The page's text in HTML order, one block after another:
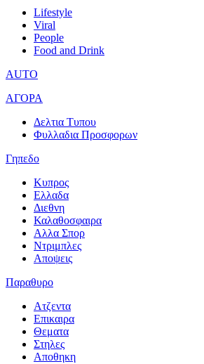
Lifestyle
Viral
People
Food and Drink
AUTO
ΑΓΟΡΑ
Δελτια Τυπου
Φυλλαδια Προσφορων
Γηπεδο
Κυπρος
Ελλαδα
Διεθνη
Καλαθοσφαιρα
Αλλα Σπορ
Ντριμπλες
Αποψεις
Παραθυρο
Ατζεντα
Επικαιρα
Θεματα
Στηλες
Αποθηκη